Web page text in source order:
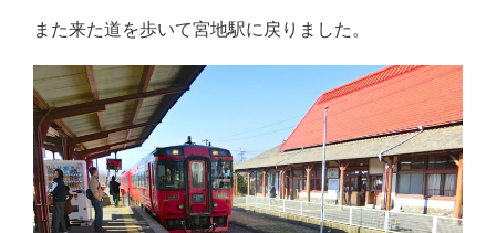
また来た道を歩いて宮地駅に戻りました。